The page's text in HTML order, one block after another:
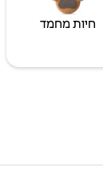
חיות מחמד